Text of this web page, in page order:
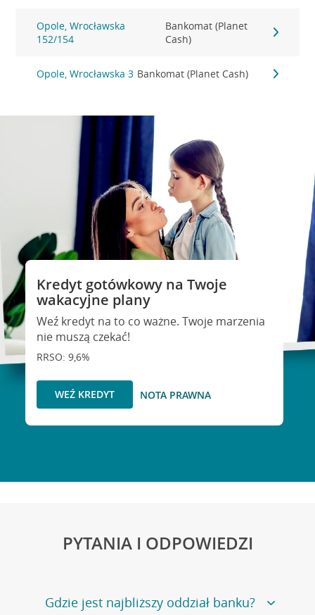
Opole, Wrocławska
152/154
Bankomat (Planet
Cash)
Opole, Wrocławska 3 Bankomat (Planet Cash)
Kredyt gotówkowy na Twoje
wakacyjne plany
Weź kredyt na to co ważne. Twoje marzenia
nie muszą czekać!
RRSO: 9,6%
WEŹ KREDYT NOTA PRAWNA
PYTANIA I ODPOWIEDZI
Gdzie jest najbliższy oddział banku?